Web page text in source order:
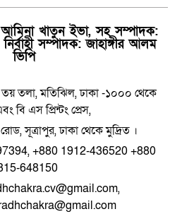
খাতুন ইভা, সহ সম্পাদক:
সম্পাদক: জাহাঙ্গীর আলম
ভিপি
তয় তলা, মতিঝিল, ঢাকা -১০০০ থেকে
বি এস প্রিন্টং প্রেস,
সূত্রাপুর, ঢাকা থেকে মুদ্রিত ।
+880 1912-436520 +880
648150